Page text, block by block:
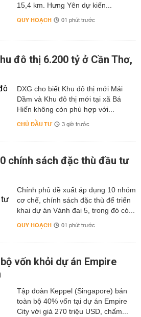
15,4 km. Hưng Yên dự kiến...
QUY HOẠCH 01 phút trước
đô thị 6.200 tỷ ở Cần Thơ,
DXG cho biết Khu đô thị mới Mái
Dầm và Khu đô thị mới tại xã Bá
Hiến không còn phù hợp với...
CHỦ ĐẦU TƯ 3 giờ trước
chính sách đặc thù đầu tư
Chính phủ đề xuất áp dụng 10 nhóm
cơ chế, chính sách đặc thù để triển
khai dự án Vành đai 5, trong đó có...
QUY HOẠCH 01 phút trước
vốn khỏi dự án Empire
Tập đoàn Keppel (Singapore) bán
toàn bộ 40% vốn tại dự án Empire
City với giá 270 triệu USD, chấm...